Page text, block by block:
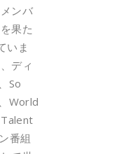
ンバ
果た
いま
ディ
So
World
番組